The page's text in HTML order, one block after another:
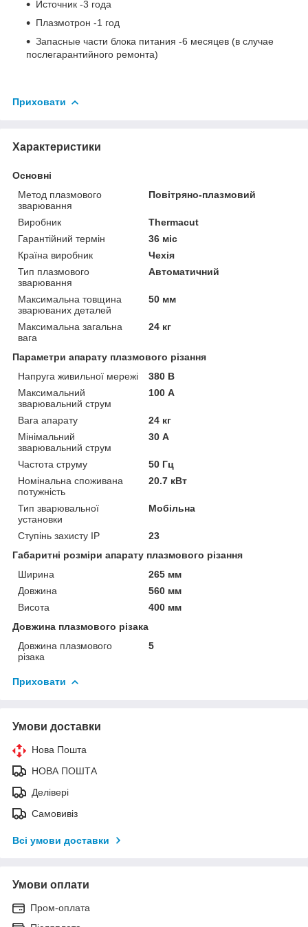
Источник -3 года
Плазмотрон -1 год
Запасные части блока питания -6 месяцев (в случае
послегарантийного ремонта)
Приховати
Характеристики
Основні
Метод плазмового
зварювання
Повітряно-плазмовий
Виробник
Thermacut
Гарантійний термін
36 міс
Країна виробник
Чехія
Тип плазмового
зварювання
Автоматичний
Максимальна товщина
зварюваних деталей
50 мм
Максимальна загальна
вага
24 кг
Параметри апарату плазмового різання
Напруга живильної мережі
380 В
Максимальний
зварювальний струм
100 А
Вага апарату
24 кг
Мінімальний
зварювальний струм
30 А
Частота струму
50 Гц
Номінальна споживана
потужність
20.7 кВт
Тип зварювальної
установки
Мобільна
Ступінь захисту IP
23
Габаритні розміри апарату плазмового різання
Ширина
265 мм
Довжина
560 мм
Висота
400 мм
Довжина плазмового різака
Довжина плазмового
різака
5
Приховати
Умови доставки
Нова Пошта
НОВА ПОШТА
Делівері
Самовивіз
Всі умови доставки
Умови оплати
Пром-оплата